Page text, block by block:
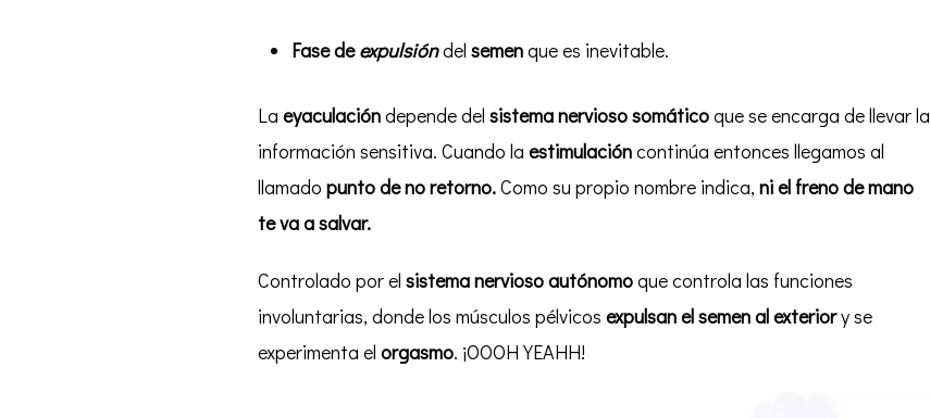
Fase deexpulsióndel semenque es inevitable.
La eyaculacióndepende del sistema nervioso somáticoque se encarga de llevar la
información sensitiva. Cuando la estimulacióncontinúa entonces llegamos al
llamado punto de no retorno.Como su propio nombre indica, ni el freno de mano
te va a salvar.
Controlado por el sistema nervioso autónomoque controla las funciones
involuntarias, donde los músculos pélvicos expulsan el semen al exteriory se
experimenta el orgasmo. ¡OOOH YEAHH!